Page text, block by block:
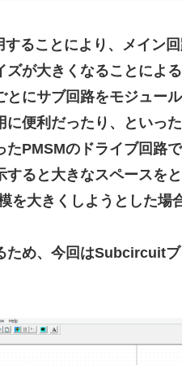
ることにより、メイン
が大きくなることによ
とにサブ回路をモジュー
便利だったり、といっ
たPMSMのドライブ回路
すると大きなスペースを
を大きくしようとした
ため、今回はSubcircuit